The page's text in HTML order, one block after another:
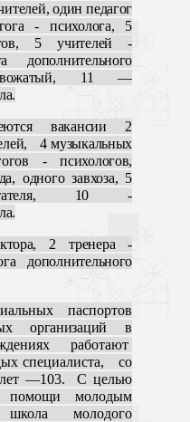
один педагог
- психолога, 5
5 учителей -
дополнительного
вожатый, 11 —
вакансии 2
4 музыкальных
- психологов,
одного завхоза, 5
10 -
2 тренера -
дополнительного
паспортов
организаций в
работают
специалиста, со
лет —103. С целью
помощи молодым
школа молодого